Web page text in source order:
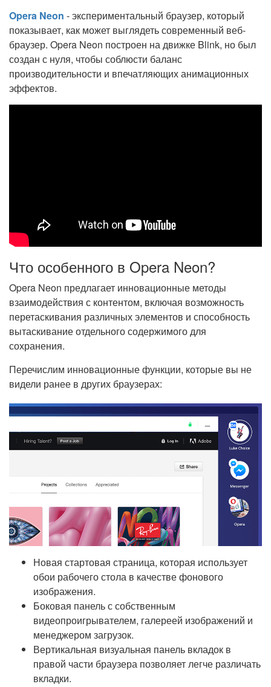
Opera Neon - экспериментальный браузер, который
показывает, как может выглядеть современный веб-
браузер. Opera Neon построен на движке Blink, но был
создан с нуля, чтобы соблюсти баланс
производительности и впечатляющих анимационных
эффектов.
Что особенного в Opera Neon?
Opera Neon предлагает инновационные методы
взаимодействия с контентом, включая возможность
перетаскивания различных элементов и способность
вытаскивание отдельного содержимого для
сохранения.
Перечислим инновационные функции, которые вы не
видели ранее в других браузерах:
Новая стартовая страница, которая использует
обои рабочего стола в качестве фонового
изображения.
Боковая панель с собственным
видеопроигрывателем, галереей изображений и
менеджером загрузок.
Вертикальная визуальная панель вкладок в
правой части браузера позволяет легче различать
вкладки.